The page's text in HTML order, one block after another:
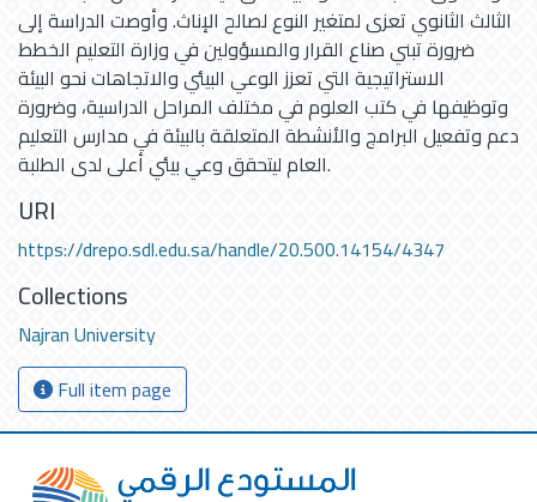
الثالث الثانوي تعزى لمتغير النوع لصالح الإناث. وأوصت الدراسة إلى
ضرورة تبني صناع القرار والمسؤولين في وزارة التعليم الخطط
الاستراتيجية التي تعزز الوعي البيئي والاتجاهات نحو البيئة
وتوظيفها في كتب العلوم في مختلف المراحل الدراسية، وضرورة
دعم وتفعيل البرامج والأنشطة المتعلقة بالبيئة في مدارس التعليم
العام ليتحقق وعي بيئي أعلى لدى الطلبة.
URI
https://drepo.sdl.edu.sa/handle/20.500.14154/4347
Collections
Najran University
Full item page